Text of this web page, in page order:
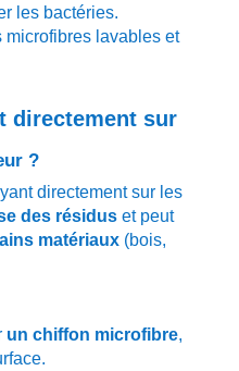
les bactéries.
microfibres lavables et
directement sur
?
directement sur les
des résiduset peut
matériaux(bois,
un chiffon microfibre,